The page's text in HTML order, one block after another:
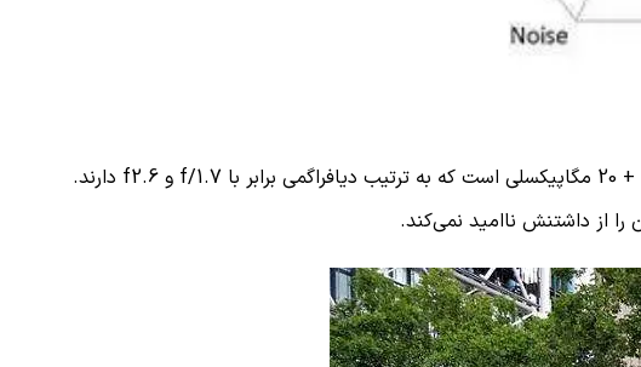
f/1.7 و f2.6 دارند.
از داشتنش ناامید نمی‌کند.